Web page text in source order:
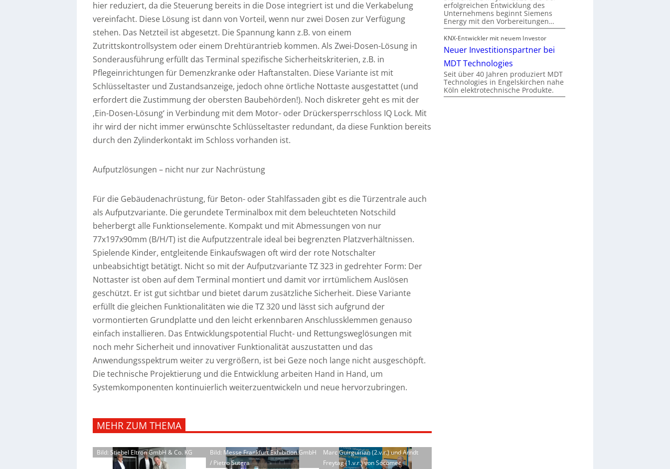
hier reduziert, da die Steuerung bereits in die Dose integriert ist und die Verkabelung
vereinfacht. Diese Lösung ist dann von Vorteil, wenn nur zwei Dosen zur Verfügung
stehen. Das Netzteil ist abgesetzt. Die Spannung kann z.B. von einem
Zutrittskontrollsystem oder einem Drehtürantrieb kommen. Als Zwei-Dosen-Lösung in
Sonderausführung erfüllt das Terminal spezifische Sicherheitskriterien, z.B. in
Pflegeinrichtungen für Demenzkranke oder Haftanstalten. Diese Variante ist mit
Schlüsseltaster und Zustandsanzeige, jedoch ohne örtliche Nottaste ausgestattet (und
erfordert die Zustimmung der obersten Baubehörden!). Noch diskreter geht es mit der
‚Ein-Dosen-Lösung‘ in Verbindung mit dem Motor- oder Drückersperrschloss IQ Lock. Mit
ihr wird der nicht immer erwünschte Schlüsseltaster redundant, da diese Funktion bereits
durch den Zylinderkontakt im Schloss vorhanden ist.
Aufputzlösungen – nicht nur zur Nachrüstung
Für die Gebäudenachrüstung, für Beton- oder Stahlfassaden gibt es die Türzentrale auch
als Aufputzvariante. Die gerundete Terminalbox mit dem beleuchteten Notschild
beherbergt alle Funktionselemente. Kompakt und mit Abmessungen von nur
77x197x90mm (B/H/T) ist die Aufputzzentrale ideal bei begrenzten Platzverhältnissen.
Spielende Kinder, entgleitende Einkaufswagen oft wird der rote Notschalter
unbeabsichtigt betätigt. Nicht so mit der Aufputzvariante TZ 323 in gedrehter Form: Der
Nottaster ist oben auf dem Terminal montiert und damit vor irrtümlichem Auslösen
geschützt. Er ist gut sichtbar und bietet darum zusätzliche Sicherheit. Diese Variante
erfüllt die gleichen Funktionalitäten wie die TZ 320 und lässt sich aufgrund der
vormontierten Grundplatte und den leicht erkennbaren Anschlussklemmen genauso
einfach installieren. Das Entwicklungspotential Flucht- und Rettungsweglösungen mit
noch mehr Sicherheit und innovativer Funktionalität auszustatten und das
Anwendungsspektrum weiter zu vergrößern, ist bei Geze noch lange nicht ausgeschöpft.
Die technische Projektierung und die Entwicklung arbeiten Hand in Hand, um
Systemkomponenten kontinuierlich weiterzuentwickeln und neue hervorzubringen.
MEHR ZUM THEMA
Bild: Stiebel Eltron GmbH & Co. KG
Bild: Messe Frankfurt Exhibition GmbH
/ Pietro Sutera
Marc Guirguirian (2.v.r.) und Arndt
Freytag (1.v.r.) von Socomec
erfolgreichen Entwicklung des
Unternehmens beginnt Siemens
Energy mit den Vorbereitungen…
KNX-Entwickler mit neuem Investor
Neuer Investitionspartner bei
MDT Technologies
Seit über 40 Jahren produziert MDT
Technologies in Engelskirchen nahe
Köln elektrotechnische Produkte.